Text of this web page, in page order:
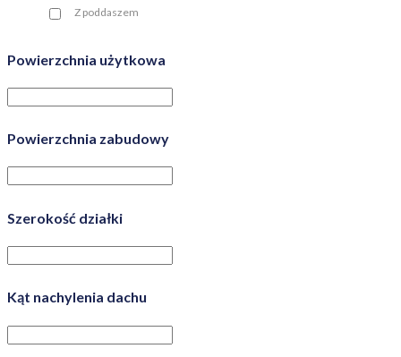
Z poddaszem
Powierzchnia użytkowa
Powierzchnia zabudowy
Szerokość działki
Kąt nachylenia dachu